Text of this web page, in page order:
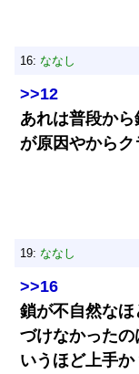
16: ななし
>>12
あれは普段か
が原因やから
19: ななし
>>16
鎖が不自然な
づけなかったの
いうほど上手か